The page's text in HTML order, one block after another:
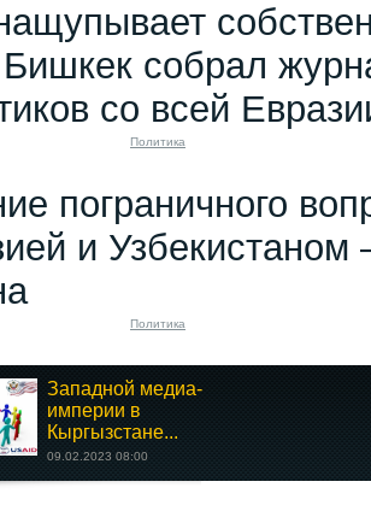
собрал
со всей
Политика
пограничного
и Узбекистаном
Политика
Западной медиа-
империи в
Кыргызстане...
09.02.2023 08:00